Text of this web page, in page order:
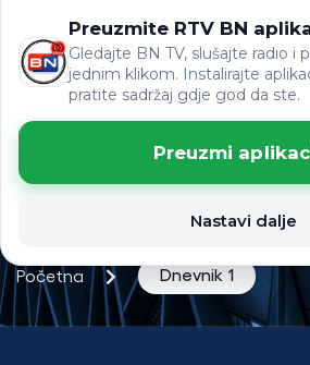
VIJESTI
Preuzmite RTV BN
Gledajte BN TV, slušajte radio i
jednim klikom. Instalirajte
pratite sadržaj gdje god da ste.
Preuzmi
Nastavi dalje
Početna Dnevnik 1